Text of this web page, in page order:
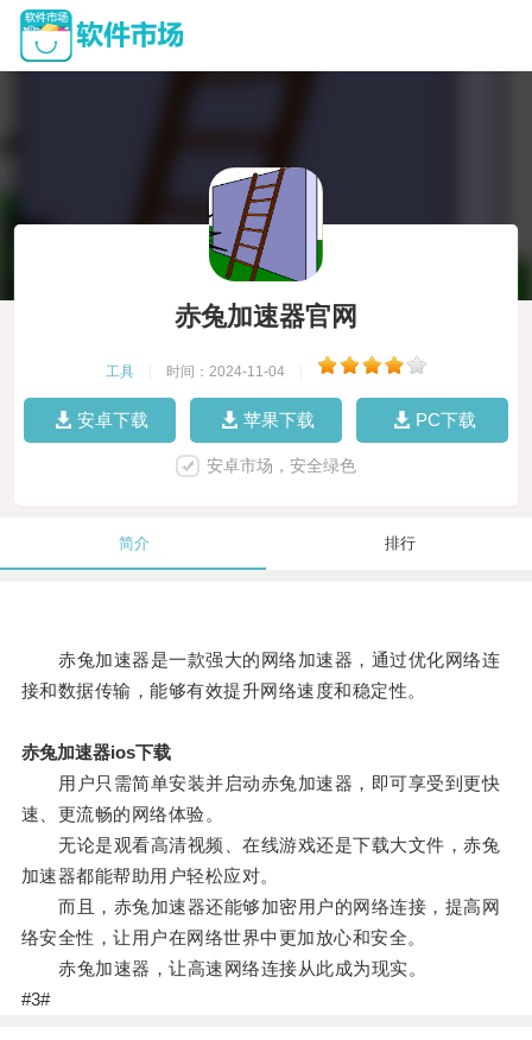
赤兔加速器官网
工具 时间：2024-11-04
安卓下载 苹果下载 PC下载
安卓市场，安全绿色
简介 排行
赤兔加速器是一款强大的网络加速器，通过优化网络连
接和数据传输，能够有效提升网络速度和稳定性。
赤兔加速器ios下载
用户只需简单安装并启动赤兔加速器，即可享受到更快
速、更流畅的网络体验。
无论是观看高清视频、在线游戏还是下载大文件，赤兔
加速器都能帮助用户轻松应对。
而且，赤兔加速器还能够加密用户的网络连接，提高网
络安全性，让用户在网络世界中更加放心和安全。
赤兔加速器，让高速网络连接从此成为现实。
#3#